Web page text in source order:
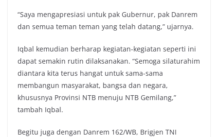
“Saya mengapresiasi untuk pak Gubernur, pak Danrem
dan semua teman teman yang telah datang,” ujarnya.
Iqbal kemudian berharap kegiatan-kegiatan seperti ini
dapat semakin rutin dilaksanakan. “Semoga silaturahim
diantara kita terus hangat untuk sama-sama
membangun masyarakat, bangsa dan negara,
khususnya Provinsi NTB menuju NTB Gemilang,”
tambah Iqbal.
Begitu juga dengan Danrem 162/WB, Brigjen TNI